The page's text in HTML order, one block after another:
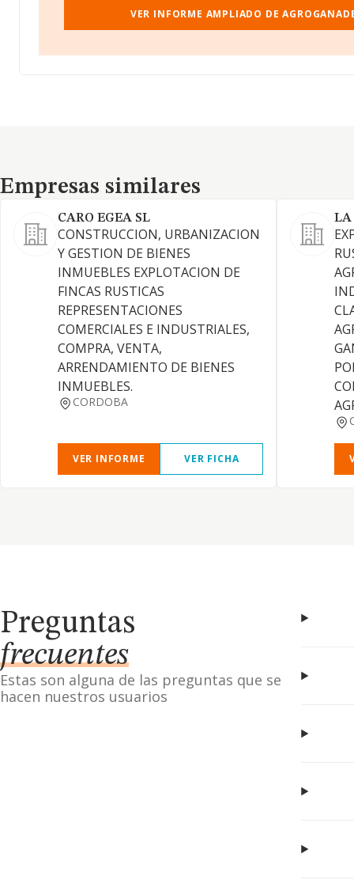
VER INFORME AMPLIADO DE
Empresas similares
Empresas similares
CARO EGEA SL
CONSTRUCCION, URBANIZACION
Y GESTION DE BIENES
INMUEBLES EXPLOTACION DE
FINCAS RUSTICAS
REPRESENTACIONES
COMERCIALES E INDUSTRIALES,
COMPRA, VENTA,
ARRENDAMIENTO DE BIENES
INMUEBLES.
CORDOBA
VER INFORME VER FICHA
LA
Preguntas
frecuentes
Estas son alguna de las preguntas que se
hacen nuestros usuarios